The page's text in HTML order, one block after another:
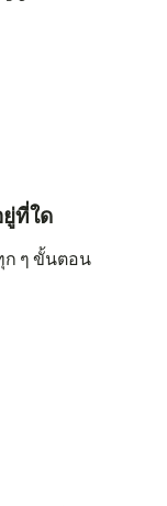
ที่ใด
ๆ ขั้นตอน